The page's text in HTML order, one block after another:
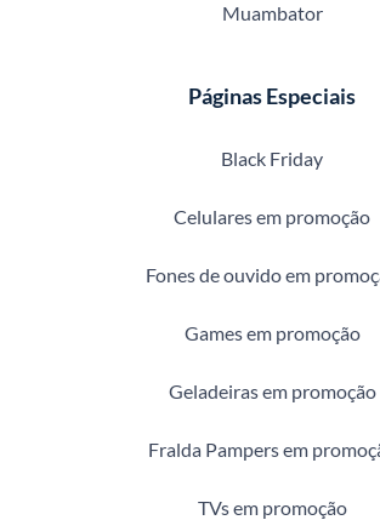
Muambator
Páginas Especiais
Black Friday
Celulares em promoção
Fones de ouvido em
Games em promoção
Geladeiras em promoção
Fralda Pampers em
TVs em promoção